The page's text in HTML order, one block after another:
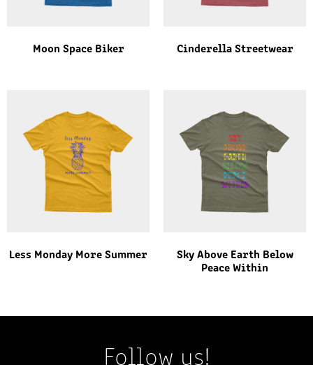
Moon Space Biker Cinderella Streetwear
Less Monday More Summer
Sky Above Earth Below
Peace Within
Follow us!